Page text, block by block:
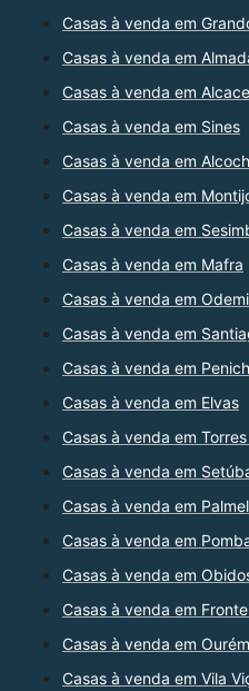
Casas à venda em
Casas à venda em
Casas à venda em
Casas à venda em Sines
Casas à venda em
Casas à venda em
Casas à venda em
Casas à venda em Mafra
Casas à venda em
Casas à venda em
Casas à venda em
Casas à venda em Elvas
Casas à venda em
Casas à venda em
Casas à venda em
Casas à venda em
Casas à venda em
Casas à venda em
Casas à venda em Ourém
Casas à venda em Vila